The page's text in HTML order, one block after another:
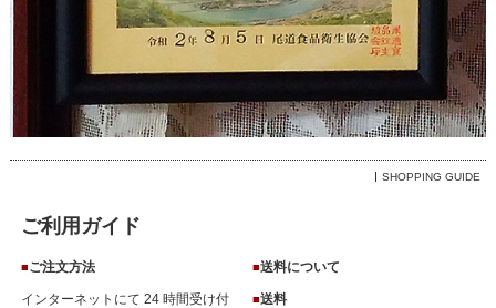
SHOPPING GUIDE
ご利用ガイド
■ご注文方法
インターネットにて 24 時間受け付
■送料について
■送料